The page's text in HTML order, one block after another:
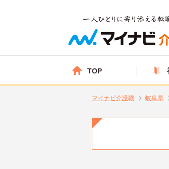
TOP
マイナビ介護職 岐阜県